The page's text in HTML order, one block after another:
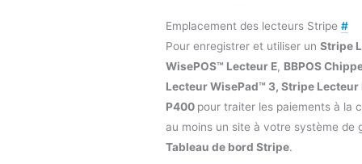
Emplacement des lecteurs Stripe #
Pour enregistrer et utiliser un Stripe
WisePOS™ Lecteur E, BBPOS
Lecteur WisePad™ 3, Stripe Lecteur
P400 pour traiter les paiements à la
au moins un site à votre système de
Tableau de bord Stripe.